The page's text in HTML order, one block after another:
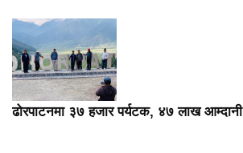
ढोरपाटनमा ३७ हजार पर्यटक, ४७ लाख आम्दानी